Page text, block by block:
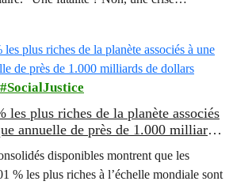
SocialJustice
les plus riches de la planète associés
annuelle de près de 1.000 milliards
disponibles montrent que les
% les plus riches à l’échelle mondiale sont